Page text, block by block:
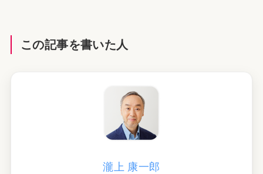
この記事を書いた人
瀧上 康一郎